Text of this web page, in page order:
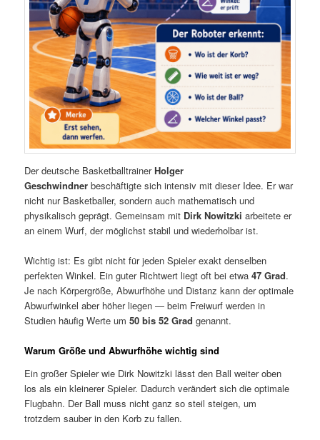
Der deutsche BasketballtrainerHolger
Geschwindner beschäftigte sich intensiv mit dieser Idee. Er war
nicht nur Basketballer, sondern auch mathematisch und
physikalisch geprägt. Gemeinsam mit Dirk Nowitzki arbeitete er
an einem Wurf, der möglichst stabil und wiederholbar ist.
Wichtig ist: Es gibt nicht für jeden Spieler exakt denselben
perfekten Winkel. Ein guter Richtwert liegt oft bei etwa47 Grad.
Je nach Körpergröße, Abwurfhöhe und Distanz kann der optimale
Abwurfwinkel aber höher liegen — beim Freiwurf werden in
Studien häufig Werte um50 bis 52 Grad genannt.
Warum Größe und Abwurfhöhe wichtig sind
Ein großer Spieler wie Dirk Nowitzki lässt den Ball weiter oben
los als ein kleinerer Spieler. Dadurch verändert sich die optimale
Flugbahn. Der Ball muss nicht ganz so steil steigen, um
trotzdem sauber in den Korb zu fallen.